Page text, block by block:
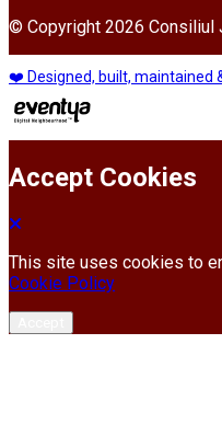
© Copyright 2026 Consiliul
❤️ Designed, built, maintained
Accept Cookies
This site uses cookies to
Cookie Policy